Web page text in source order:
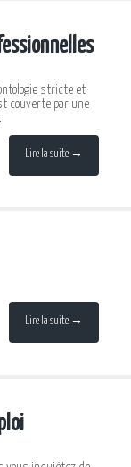
stricte et
couverte par une
Lire la suite →
Lire la suite →